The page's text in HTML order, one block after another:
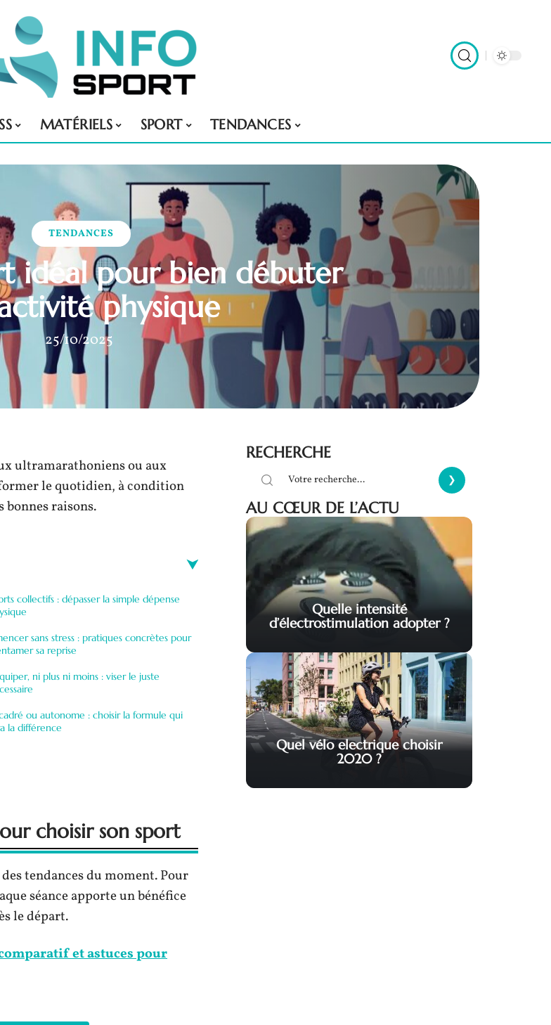
MATÉRIELS SPORT TENDANCES
TENDANCES
idéal pour bien débuter
physique
25/10/2025
ultramarathoniens ou aux
le quotidien, à condition
bonnes raisons.
collectifs : dépasser la simple dépense
sans stress : pratiques concrètes pour
sa reprise
ni plus ni moins : viser le juste
ou autonome : choisir la formule qui
la différence
choisir son sport
tendances du moment. Pour
séance apporte un bénéfice
le départ.
et astuces pour
RECHERCHE
AU CŒUR DE L’ACTU
Quelle intensité
d’électrostimulation adopter ?
Quel vélo electrique choisir
2020 ?